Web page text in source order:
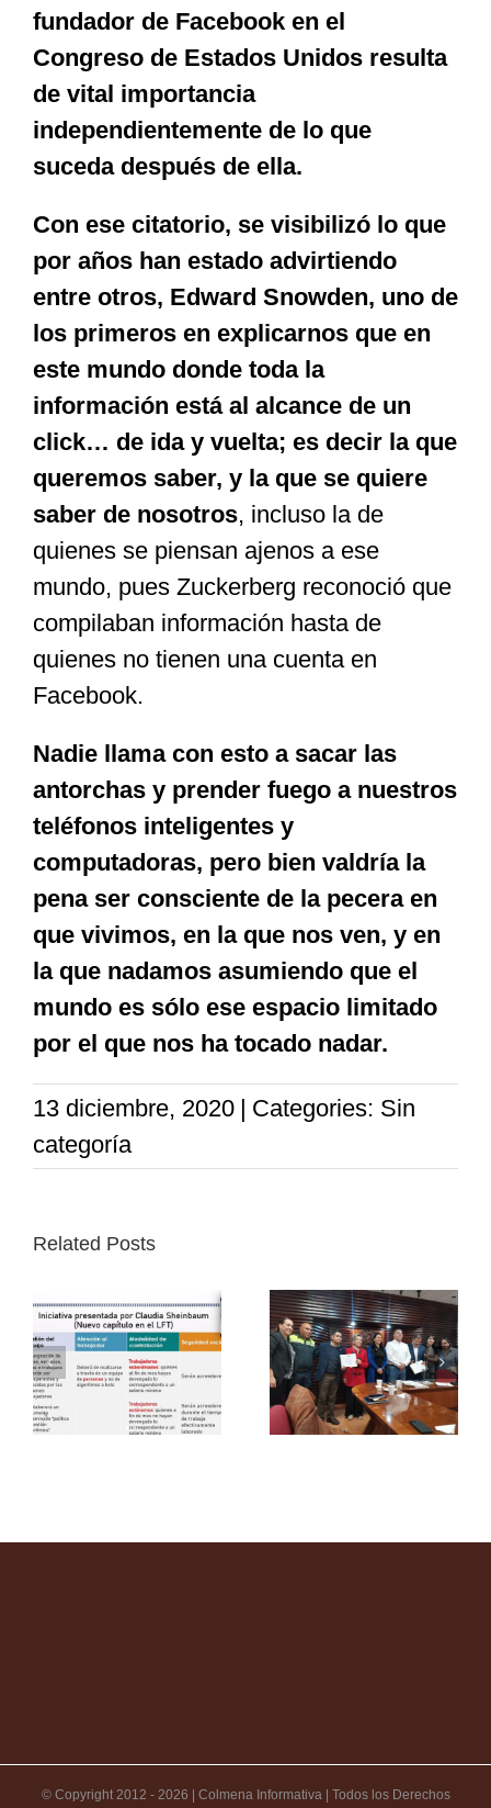
fundador de Facebook en el
Congreso de Estados Unidos resulta
de vital importancia
independientemente de lo que
suceda después de ella.
Con ese citatorio, se visibilizó lo que
por años han estado advirtiendo
entre otros, Edward Snowden, uno de
los primeros en explicarnos que en
este mundo donde toda la
información está al alcance de un
click… de ida y vuelta; es decir la que
queremos saber, y la que se quiere
saber de nosotros, incluso la de
quienes se piensan ajenos a ese
mundo, pues Zuckerberg reconoció que
compilaban información hasta de
quienes no tienen una cuenta en
Facebook.
Nadie llama con esto a sacar las
antorchas y prender fuego a nuestros
teléfonos inteligentes y
computadoras, pero bien valdría la
pena ser consciente de la pecera en
que vivimos, en la que nos ven, y en
la que nadamos asumiendo que el
mundo es sólo ese espacio limitado
por el que nos ha tocado nadar.
13 diciembre, 2020 | Categories: Sin
categoría
Related Posts
© Copyright 2012 - 2026 | Colmena Informativa | Todos los Derechos